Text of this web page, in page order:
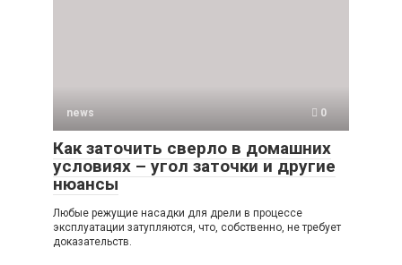
news 0
Как заточить сверло в домашних
условиях – угол заточки и другие
нюансы
Любые режущие насадки для дрели в процессе
эксплуатации затупляются, что, собственно, не требует
доказательств.